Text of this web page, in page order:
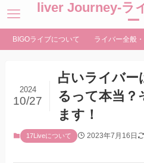
liver Journey-ラ
ー
BIGOライブについて ライバー全般
占いライバー
るって本当？
ます！
2024
10/27
17Liveについて 2023年7月16日